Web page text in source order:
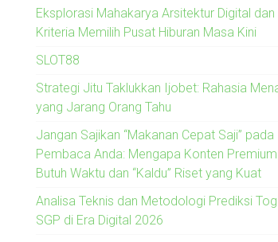
Eksplorasi Mahakarya Arsitektur Digital dan
Kriteria Memilih Pusat Hiburan Masa Kini
SLOT88
Strategi Jitu Taklukkan Ijobet: Rahasia
yang Jarang Orang Tahu
Jangan Sajikan “Makanan Cepat Saji” pada
Pembaca Anda: Mengapa Konten Premium
Butuh Waktu dan “Kaldu” Riset yang Kuat
Analisa Teknis dan Metodologi Prediksi
SGP di Era Digital 2026